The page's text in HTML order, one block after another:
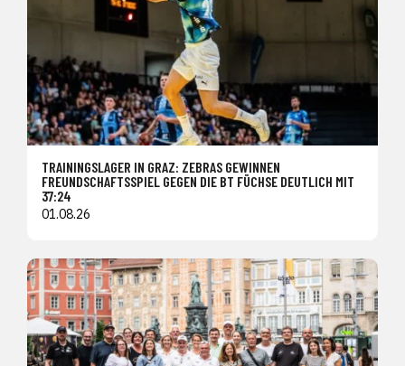
TRAININGSLAGER IN GRAZ: ZEBRAS GEWINNEN
FREUNDSCHAFTSSPIEL GEGEN DIE BT FÜCHSE DEUTLICH MIT
37:24
01.08.26